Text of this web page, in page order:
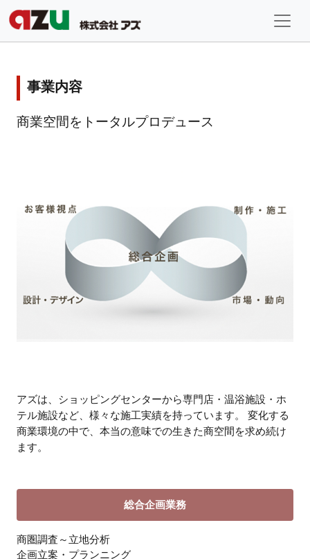
事業内容
商業空間をトータルプロデュース
アズは、ショッピングセンターから専門店・温浴施設・ホ
テル施設など、様々な施工実績を持っています。 変化する
商業環境の中で、本当の意味での生きた商空間を求め続け
ます。
総合企画業務
商圏調査～立地分析
企画立案・プランニング